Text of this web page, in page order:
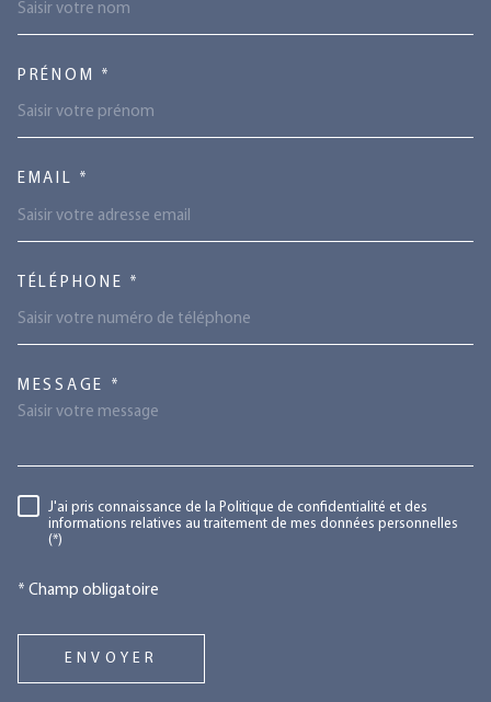
PRÉNOM *
EMAIL *
TÉLÉPHONE *
TRAD_MELTEM_VOREDEMANDE
MESSAGE *
RÈGLEMENTATION
J'ai pris connaissance de la Politique de confidentialité et des
informations relatives au traitement de mes données personnelles
(*)
* Champ obligatoire
ENVOYER